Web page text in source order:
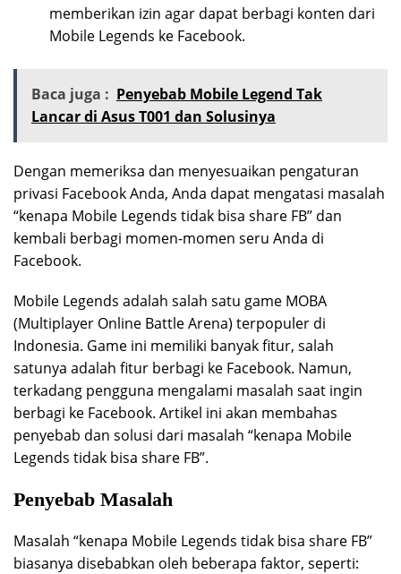
memberikan izin agar dapat berbagi konten dari
Mobile Legends ke Facebook.
Baca juga : Penyebab Mobile Legend Tak
Lancar di Asus T001 dan Solusinya
Dengan memeriksa dan menyesuaikan pengaturan
privasi Facebook Anda, Anda dapat mengatasi masalah
“kenapa Mobile Legends tidak bisa share FB” dan
kembali berbagi momen-momen seru Anda di
Facebook.
Mobile Legends adalah salah satu game MOBA
(Multiplayer Online Battle Arena) terpopuler di
Indonesia. Game ini memiliki banyak fitur, salah
satunya adalah fitur berbagi ke Facebook. Namun,
terkadang pengguna mengalami masalah saat ingin
berbagi ke Facebook. Artikel ini akan membahas
penyebab dan solusi dari masalah “kenapa Mobile
Legends tidak bisa share FB”.
Penyebab Masalah
Masalah “kenapa Mobile Legends tidak bisa share FB”
biasanya disebabkan oleh beberapa faktor, seperti: